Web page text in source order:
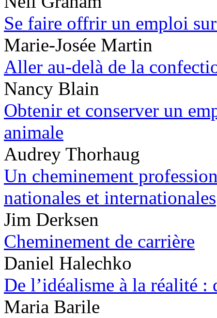
Se faire offrir un emploi
Marie-Josée Martin
Aller au-delà de la
Nancy Blain
Obtenir et conserver un
animale
Audrey Thorhaug
Un cheminement
nationales et internationales
Jim Derksen
Cheminement de carrière
Daniel Halechko
De l’idéalisme à la réalité :
Maria Barile